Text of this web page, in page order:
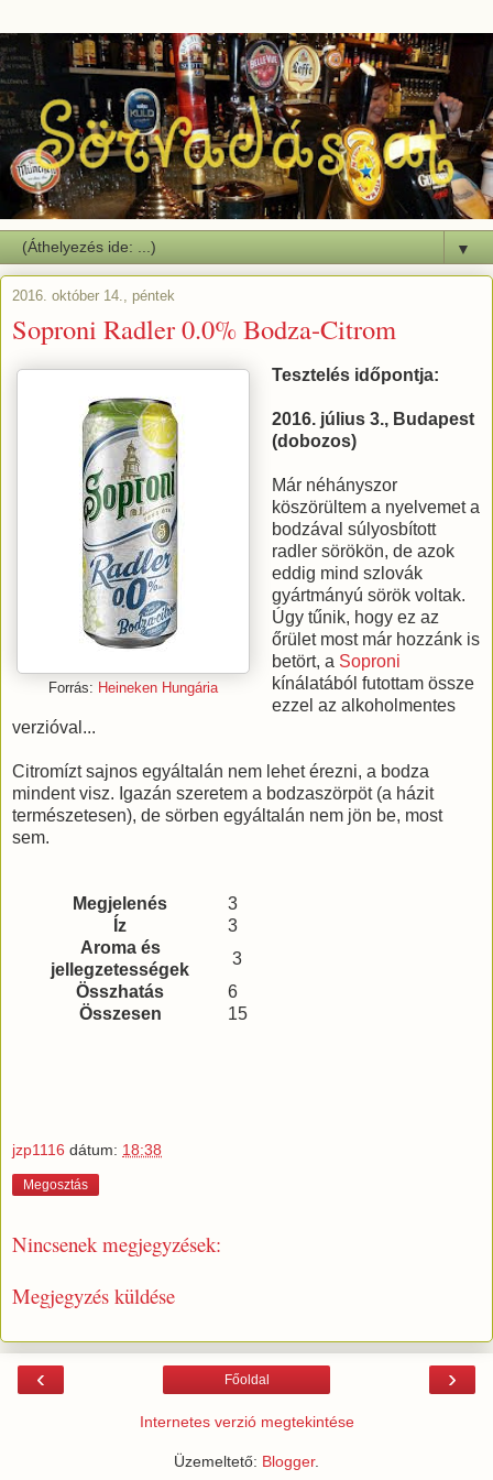
▼
2016. október 14., péntek
Soproni Radler 0.0% Bodza-Citrom
Forrás: Heineken Hungária
Tesztelés időpontja:
2016. július 3., Budapest
(dobozos)
Már néhányszor
köszörültem a nyelvemet a
bodzával súlyosbított
radler sörökön, de azok
eddig mind szlovák
gyártmányú sörök voltak.
Úgy tűnik, hogy ez az
őrület most már hozzánk is
betört, a Soproni
kínálatából futottam össze
ezzel az alkoholmentes
verzióval...
Citromízt sajnos egyáltalán nem lehet érezni, a bodza
mindent visz. Igazán szeretem a bodzaszörpöt (a házit
természetesen), de sörben egyáltalán nem jön be, most
sem.
Megjelenés
3
Íz
3
Aroma és
jellegzetességek
3
Összhatás
6
Összesen
15
jzp1116 dátum: 18:38
Megosztás
Nincsenek megjegyzések:
Megjegyzés küldése
‹ ›
Főoldal
Internetes verzió megtekintése
Üzemeltető: Blogger.